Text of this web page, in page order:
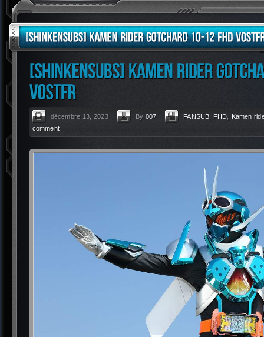
décembre 13, 2023 By007 FANSUB, FHD
Kamen
comment